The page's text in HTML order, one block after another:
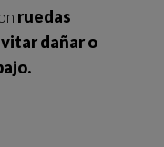
ruedas
dañar o